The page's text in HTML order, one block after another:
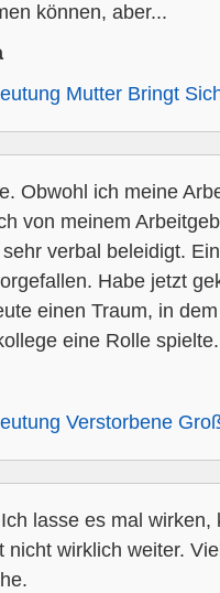
können, aber...
Mutter Bringt
Obwohl ich meine
von meinem
verbal beleidigt.
Habe jetzt
einen Traum, in
eine Rolle spielte.
Verstorbene
lasse es mal wirken,
nicht wirklich weiter.